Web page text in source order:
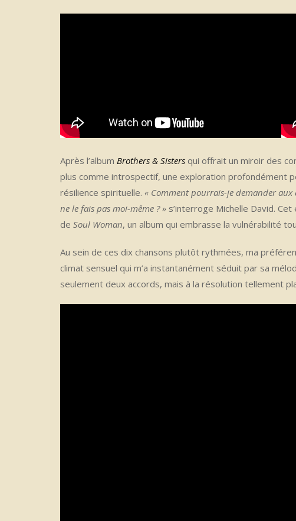
Après l’album Brothers & Sisters qui offrait un miroir des
plus comme introspectif, une exploration profondément
résilience spirituelle. « Comment pourrais-je demander
ne le fais pas moi-même ? » s’interroge Michelle David.
de Soul Woman, un album qui embrasse la vulnérabilité
Au sein de ces dix chansons plutôt rythmées, ma
climat sensuel qui m’a instantanément séduit par sa
seulement deux accords, mais à la résolution tellement